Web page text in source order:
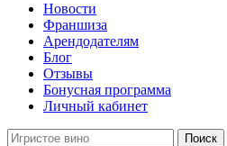
Новости
Франшиза
Арендодателям
Блог
Отзывы
Бонусная программа
Личный кабинет
Поиск